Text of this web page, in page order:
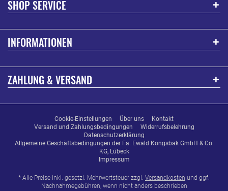
SHOP SERVICE
INFORMATIONEN
ZAHLUNG & VERSAND
Cookie-Einstellungen Über uns
Kontakt
Versand und Zahlungsbedingungen
Widerrufsbelehrung
Datenschutzerklärung
Allgemeine Geschäftsbedingungen der Fa. Ewald Kongsbak GmbH & Co.
KG, Lübeck
Impressum
* Alle Preise inkl. gesetzl. Mehrwertsteuer zzgl. Versandkosten und ggf.
Nachnahmegebühren, wenn nicht anders beschrieben